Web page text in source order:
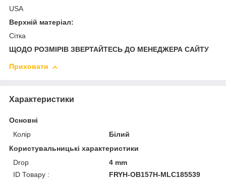
USA
Верхній матеріал:
Сітка
ЩОДО РОЗМІРІВ ЗВЕРТАЙТЕСЬ ДО МЕНЕДЖЕРА САЙТУ
Приховати
Характеристики
Основні
Колір
Білий
Користувальницькі характеристики
Drop
4 mm
ID Товару :
FRYH-OB157H-MLC185539